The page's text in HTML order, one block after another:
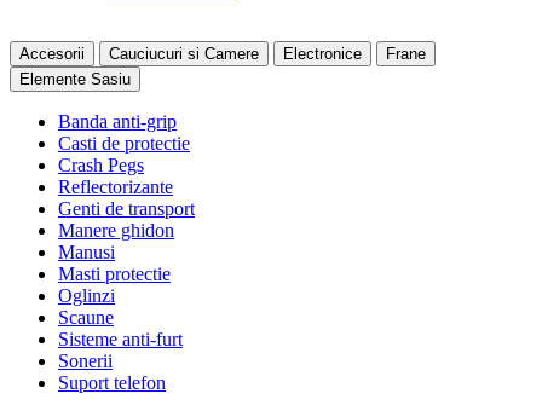
Accesorii Cauciucuri si Camere Electronice
Frane
Elemente Sasiu
Banda anti-grip
Casti de protectie
Crash Pegs
Reflectorizante
Genti de transport
Manere ghidon
Manusi
Masti protectie
Oglinzi
Scaune
Sisteme anti-furt
Sonerii
Suport telefon